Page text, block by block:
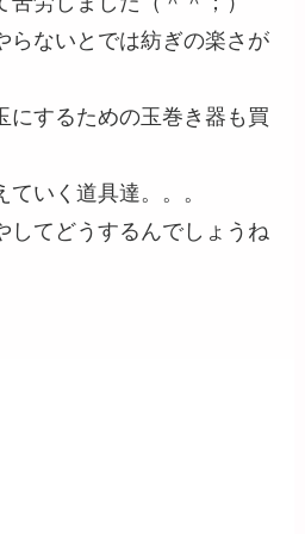
らないとでは紡ぎの楽さが
にするための玉巻き器も買
いく道具達。。。
してどうするんでしょうね